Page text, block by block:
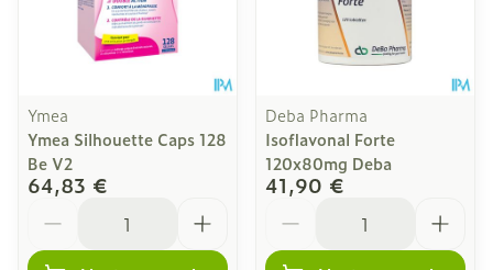
Ymea
Ymea Silhouette Caps 128
Be V2
64,83 €
Deba Pharma
Isoflavonal Forte
120x80mg Deba
41,90 €